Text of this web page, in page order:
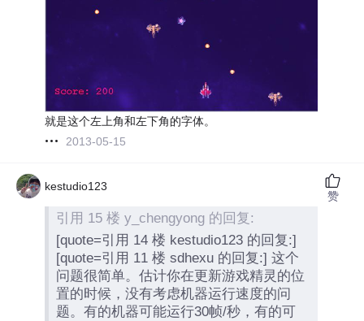
就是这个左上角和左下角的字体。
2013-05-15
kestudio123
引用 15 楼 y_chengyong 的回复:
[quote=引用 14 楼 kestudio123 的回复:]
[quote=引用 11 楼 sdhexu 的回复:] 这个
问题很简单。估计你在更新游戏精灵的位
置的时候，没有考虑机器运行速度的问
题。有的机器可能运行30帧/秒，有的可
赞